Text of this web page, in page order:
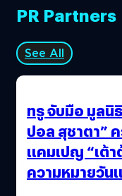
PR Partners
See All
ทรู จับมือ มูลนิ
ปอล สุชาตา”
แคมเปญ “เต้า
ความหมายวัน